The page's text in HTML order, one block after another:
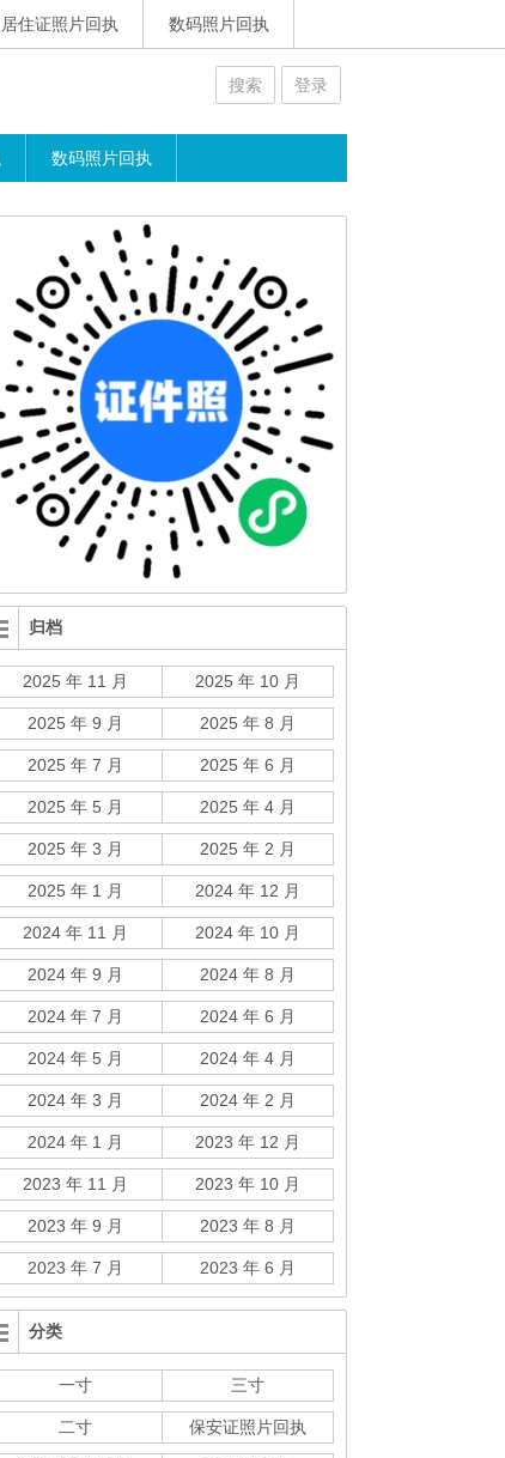
居住证照片回执 数码照片回执
搜索 登录
数码照片回执
归档
2025 年 11 月 2025 年 10 月
2025 年 9 月 2025 年 8 月
2025 年 7 月 2025 年 6 月
2025 年 5 月 2025 年 4 月
2025 年 3 月 2025 年 2 月
2025 年 1 月 2024 年 12 月
2024 年 11 月 2024 年 10 月
2024 年 9 月 2024 年 8 月
2024 年 7 月 2024 年 6 月
2024 年 5 月 2024 年 4 月
2024 年 3 月 2024 年 2 月
2024 年 1 月 2023 年 12 月
2023 年 11 月 2023 年 10 月
2023 年 9 月 2023 年 8 月
2023 年 7 月 2023 年 6 月
分类
一寸 三寸
二寸 保安证照片回执